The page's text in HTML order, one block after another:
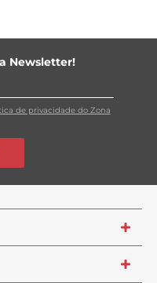
Newsletter!
de privacidade do Zona
+
+